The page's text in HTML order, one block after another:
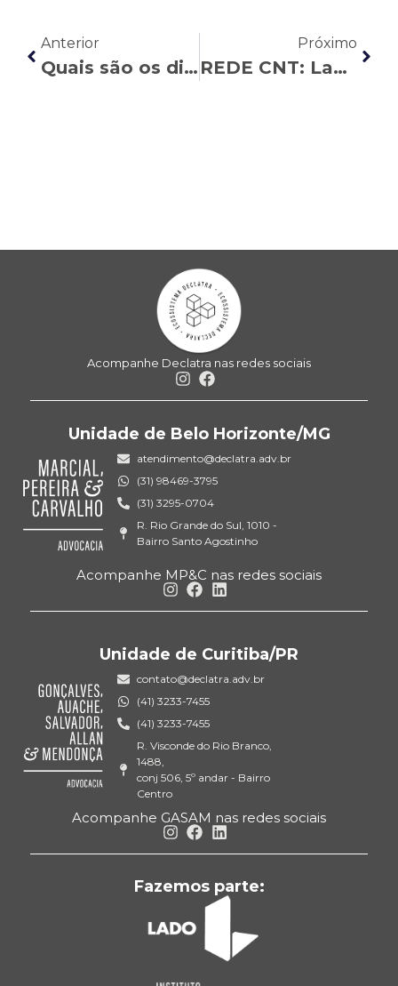
Anterior
Quais são os direitos de quem pede demissão
Próximo
REDE CNT: Laura Maeda Nunes explica como funciona o fracionamento do período de férias
Acompanhe Declatra nas redes sociais
Unidade de Belo Horizonte/MG
atendimento@declatra.adv.br
(31) 98469-3795
(31) 3295-0704
R. Rio Grande do Sul, 1010 -
Bairro Santo Agostinho
Acompanhe MP&C nas redes sociais
Unidade de Curitiba/PR
contato@declatra.adv.br
(41) 3233-7455
(41) 3233-7455
R. Visconde do Rio Branco,
1488,
conj 506, 5º andar - Bairro
Centro
Acompanhe GASAM nas redes sociais
Fazemos parte: